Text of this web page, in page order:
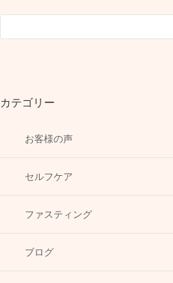
カテゴリー
お客様の声
セルフケア
ファスティング
ブログ